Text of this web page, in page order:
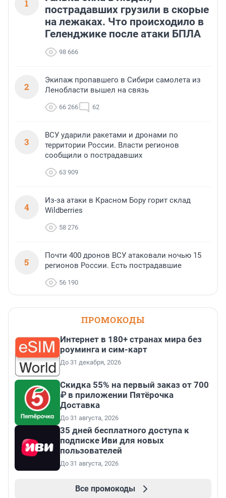
1
пострадавших грузили в скорые
на лежаках. Что происходило в
Геленджике после атаки БПЛА
98 666
2
Экипаж пропавшего в Сибири самолета из
Ленобласти вышел на связь
66 266 62
3
ВСУ ударили ракетами и дронами по
территории России. Власти регионов
сообщили о пострадавших
63 909
4
Из-за атаки в Красном Бору горит склад
Wildberries
58 276
5
Почти 400 дронов ВСУ атаковали ночью 15
регионов России. Есть пострадавшие
56 190
ПРОМОКОДЫ
Интернет в 180+ странах мира без
роуминга и сим-карт
До 31 декабря, 2026
Скидка 55% на первый заказ от 700
₽ в приложении Пятёрочка
Доставка
До 31 августа, 2026
35 дней бесплатного доступа к
подписке Иви для новых
пользователей
До 31 августа, 2026
Все промокоды